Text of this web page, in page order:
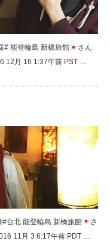
# 能登輪島 新橋旅館
さん
12月 16 1:37午前 PST …
台北 能登輪島 新橋旅館
さ
11月 3 6:17午前 PDT …